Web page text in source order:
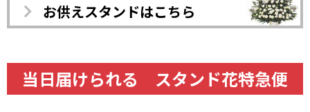
お供えスタンドはこちら
当日届けられる スタンド花特急便